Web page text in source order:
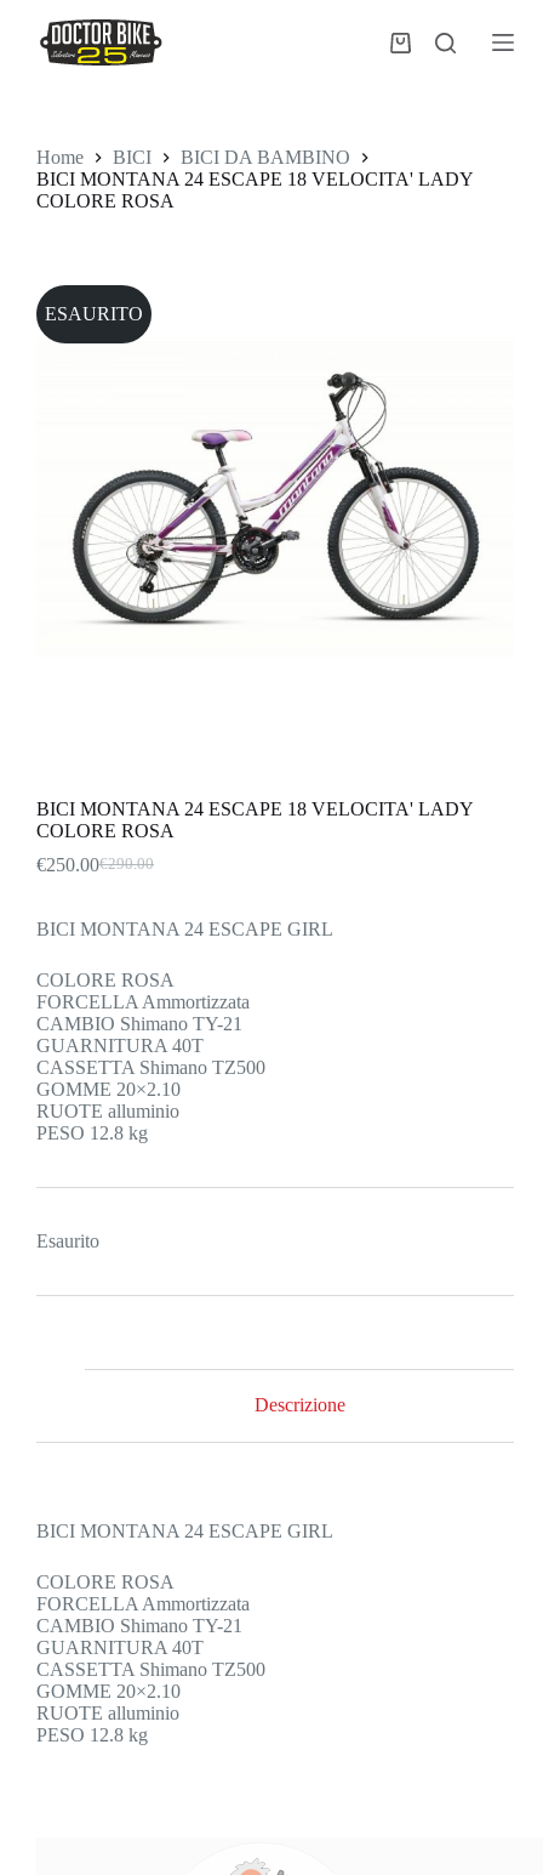
al
contenuto
Carrello
Home BICI
BICI DA BAMBINO
BICI MONTANA 24 ESCAPE 18 VELOCITA' LADY
COLORE ROSA
ESAURITO
BICI MONTANA 24 ESCAPE 18 VELOCITA' LADY
COLORE ROSA
€290.00
Il
era:
€250.00Il
è:
BICI MONTANA 24 ESCAPE GIRL
COLORE ROSA
FORCELLA Ammortizzata
CAMBIO Shimano TY-21
GUARNITURA 40T
CASSETTA Shimano TZ500
GOMME 20×2.10
RUOTE alluminio
PESO 12.8 kg
Esaurito
Descrizione
BICI MONTANA 24 ESCAPE GIRL
COLORE ROSA
FORCELLA Ammortizzata
CAMBIO Shimano TY-21
GUARNITURA 40T
CASSETTA Shimano TZ500
GOMME 20×2.10
RUOTE alluminio
PESO 12.8 kg